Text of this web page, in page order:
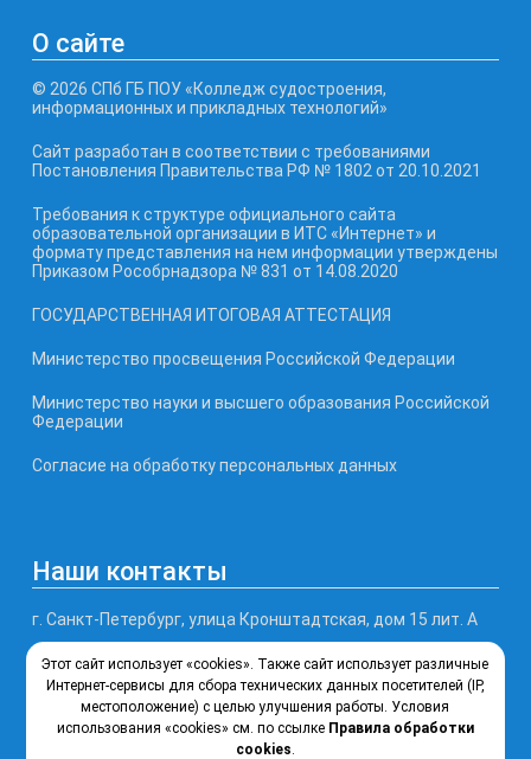
О сайте
© 2026 СПб ГБ ПОУ «Колледж судостроения,
информационных и прикладных технологий»
Сайт разработан в соответствии с требованиями
Постановления Правительства РФ № 1802 от 20.10.2021
Требования к структуре официального сайта
образовательной организации в ИТС «Интернет» и
формату представления на нем информации утверждены
Приказом Рособрнадзора № 831 от 14.08.2020
ГОСУДАРСТВЕННАЯ ИТОГОВАЯ АТТЕСТАЦИЯ
Министерство просвещения Российской Федерации
Министерство науки и высшего образования Российской
Федерации
Согласие на обработку персональных данных
Наши контакты
г. Санкт-Петербург, улица Кронштадтская, дом 15 лит. А
Телефон, факс: (812) 246-77-99
Почта: ksipt@obr.gov.spb.ru
Этот сайт использует «cookies». Также сайт использует различные
Интернет-сервисы для сбора технических данных посетителей (IP,
местоположение) с целью улучшения работы. Условия
использования «cookies» см. по ссылке Правила обработки
cookies.